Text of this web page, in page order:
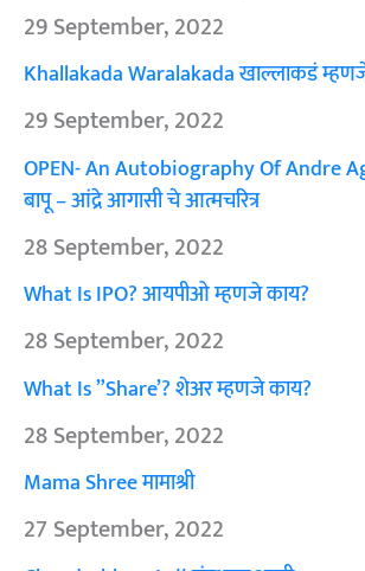
29 September, 2022
Khallakada Waralakada खाल्लाकडं म्हणजे
29 September, 2022
OPEN- An Autobiography Of Andre
बापू – आंद्रे आगासी चे आत्मचरित्र
28 September, 2022
What Is IPO? आयपीओ म्हणजे काय?
28 September, 2022
What Is ”Share’? शेअर म्हणजे काय?
28 September, 2022
Mama Shree मामाश्री
27 September, 2022